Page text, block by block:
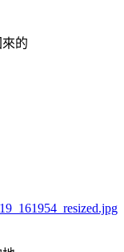
的